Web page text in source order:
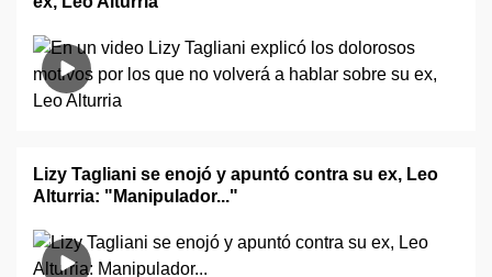
Lizy Tagliani se enojó y apuntó contra su ex, Leo
Alturria: "Manipulador..."